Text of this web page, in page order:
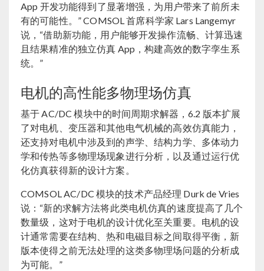
App 开发功能得到了显著增强，为用户带来了前所未
有的可能性。” COMSOL 首席科学家 Lars Langemyr
说，“借助新功能，用户能够开发操作流畅、计算迅速
且结果精准的独立仿真 App，构建高效的数字孪生系
统。”
电机的高性能多物理场仿真
基于 AC/DC 模块中的时间周期求解器，6.2 版本扩展
了对电机、变压器和其他电气机械的高效仿真能力，
还支持对电机中涉及到的声学、结构力学、多体动力
学和传热等多物理场现象进行分析，以及通过运行优
化仿真获得新的设计方案。
COMSOL AC/DC 模块的技术产品经理 Durk de Vries
说：“新的求解方法将此类电机仿真的速度提高了几个
数量级，这对于电机的设计优化至关重要。电机的设
计通常需要在结构、热和电磁目标之间取得平衡，新
版本使得之前无法处理的这类多物理场问题的分析成
为可能。”